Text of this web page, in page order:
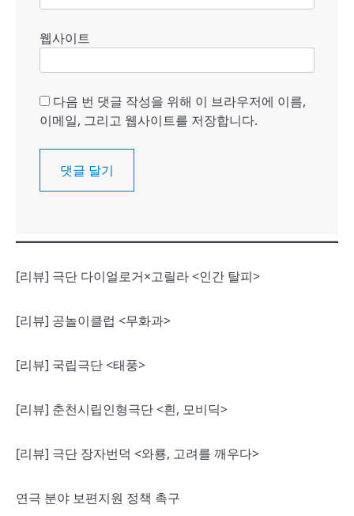
웹사이트
다음 번 댓글 작성을 위해 이 브라우저에 이름,
이메일, 그리고 웹사이트를 저장합니다.
[리뷰] 극단 다이얼로거×고릴라 <인간 탈피>
[리뷰] 공놀이클럽 <무화과>
[리뷰] 국립극단 <태풍>
[리뷰] 춘천시립인형극단 <흰, 모비딕>
[리뷰] 극단 장자번덕 <와룡, 고려를 깨우다>
연극 분야 보편지원 정책 촉구